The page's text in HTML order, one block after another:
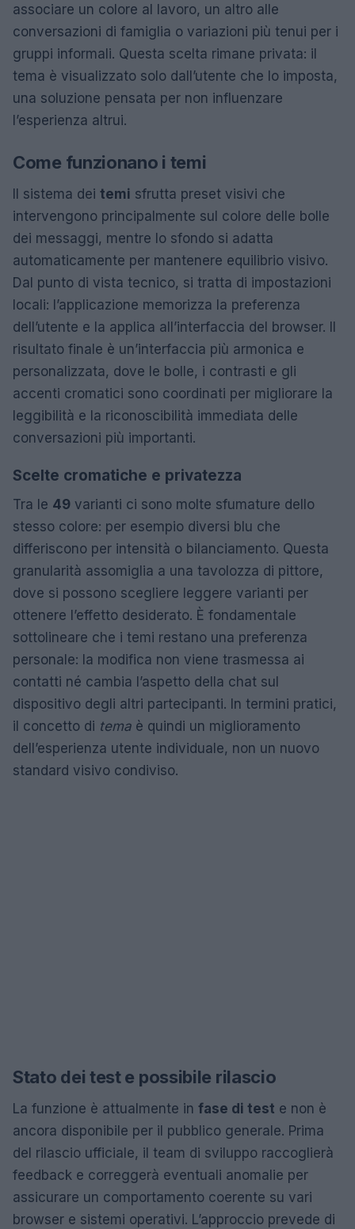
associare un colore al lavoro, un altro alle
conversazioni di famiglia o variazioni più tenui per i
gruppi informali. Questa scelta rimane privata: il
tema è visualizzato solo dall’utente che lo imposta,
una soluzione pensata per non influenzare
l’esperienza altrui.
Come funzionano i temi
Il sistema dei temi sfrutta preset visivi che
intervengono principalmente sul colore delle bolle
dei messaggi, mentre lo sfondo si adatta
automaticamente per mantenere equilibrio visivo.
Dal punto di vista tecnico, si tratta di impostazioni
locali: l’applicazione memorizza la preferenza
dell’utente e la applica all’interfaccia del browser. Il
risultato finale è un’interfaccia più armonica e
personalizzata, dove le bolle, i contrasti e gli
accenti cromatici sono coordinati per migliorare la
leggibilità e la riconoscibilità immediata delle
conversazioni più importanti.
Scelte cromatiche e privatezza
Tra le 49 varianti ci sono molte sfumature dello
stesso colore: per esempio diversi blu che
differiscono per intensità o bilanciamento. Questa
granularità assomiglia a una tavolozza di pittore,
dove si possono scegliere leggere varianti per
ottenere l’effetto desiderato. È fondamentale
sottolineare che i temi restano una preferenza
personale: la modifica non viene trasmessa ai
contatti né cambia l’aspetto della chat sul
dispositivo degli altri partecipanti. In termini pratici,
il concetto di tema è quindi un miglioramento
dell’esperienza utente individuale, non un nuovo
standard visivo condiviso.
Stato dei test e possibile rilascio
La funzione è attualmente in fase di test e non è
ancora disponibile per il pubblico generale. Prima
del rilascio ufficiale, il team di sviluppo raccoglierà
feedback e correggerà eventuali anomalie per
assicurare un comportamento coerente su vari
browser e sistemi operativi. L’approccio prevede di